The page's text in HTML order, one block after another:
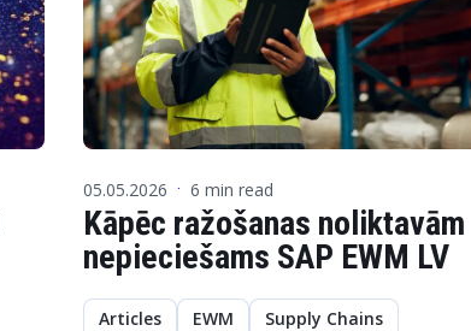
05.05.2026 · 6 min read
Kāpēc ražošanas noliktavām
nepieciešams SAP EWM LV
Articles EWM Supply Chains